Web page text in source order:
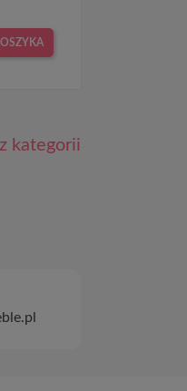
kategorii